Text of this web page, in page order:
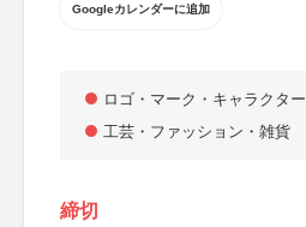
Googleカレンダーに追加
ロゴ・マーク・キャラクター
工芸・ファッション・雑貨
締切